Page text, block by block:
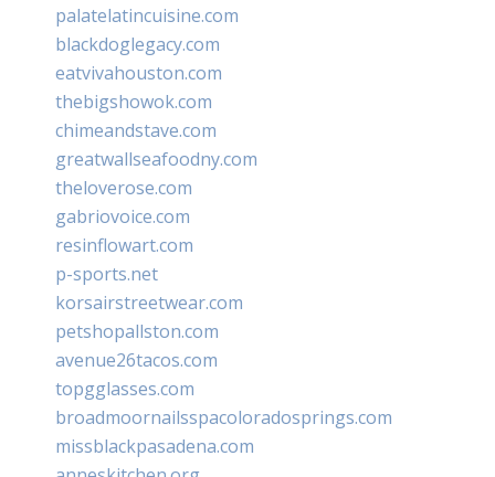
palatelatincuisine.com
blackdoglegacy.com
eatvivahouston.com
thebigshowok.com
chimeandstave.com
greatwallseafoodny.com
theloverose.com
gabriovoice.com
resinflowart.com
p-sports.net
korsairstreetwear.com
petshopallston.com
avenue26tacos.com
topgglasses.com
broadmoornailsspacoloradosprings.com
missblackpasadena.com